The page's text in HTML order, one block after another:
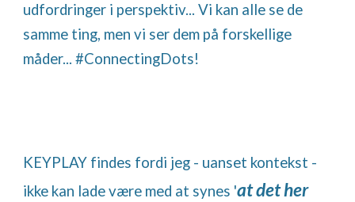
udfordringer i perspektiv... Vi kan alle se de
samme ting, men vi ser dem på forskellige
måder... #ConnectingDots!
KEYPLAY findes fordi jeg - uanset kontekst -
ikke kan lade være med at synes 'at det her